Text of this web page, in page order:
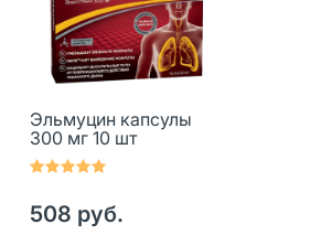
Эльмуцин капсулы
300 мг 10 шт
508 руб.